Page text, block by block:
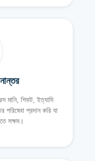
মানি, শিফট, ইত্যাদি
পরিষেবা প্রদান করি যা
সক্ষম।